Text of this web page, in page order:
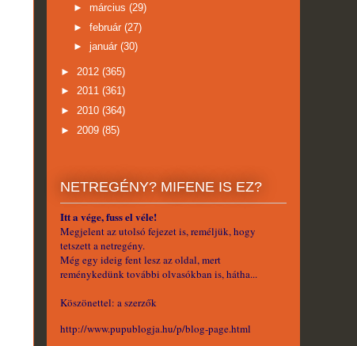
► március (29)
► február (27)
► január (30)
► 2012 (365)
► 2011 (361)
► 2010 (364)
► 2009 (85)
NETREGÉNY? MIFENE IS EZ?
Itt a vége, fuss el véle!
Megjelent az utolsó fejezet is, reméljük, hogy
tetszett a netregény.
Még egy ideig fent lesz az oldal, mert
reménykedünk további olvasókban is, hátha...
Köszönettel: a szerzők
http://www.pupublogja.hu/p/blog-page.html